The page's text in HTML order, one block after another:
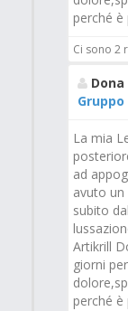
perché
Ci sono 2
Dona
La mia
ad
avuto
subito
Artikrill
giorni
perché